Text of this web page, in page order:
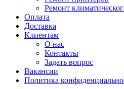
Ремонт
Оплата
Доставка
Клиентам
О нас
Контакты
Задать вопрос
Вакансии
Политика